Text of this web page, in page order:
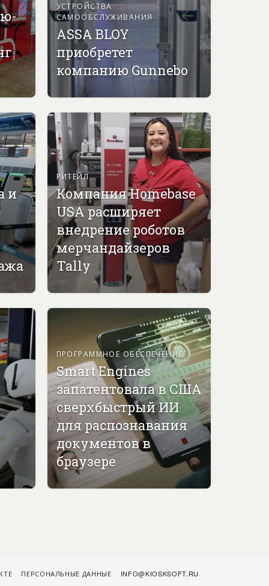
УСТРОЙСТВА
САМООБСЛУЖИВАНИЯ
ASSA BLOY
приобретет
компанию Gunnebo
и
РИТЕЙЛ
Компания Homebase
USA расширяет
внедрение роботов
мерчандайзеров
Tally
ПРОГРАММНОЕ ОБЕСПЕЧЕНИЕ
Smart Engines
запатентовала в США
сверхбыстрый ИИ
для распознавания
документов в
браузере
ПЕРСОНАЛЬНЫЕ ДАННЫЕ INFO@KIOSKSOFT.RU